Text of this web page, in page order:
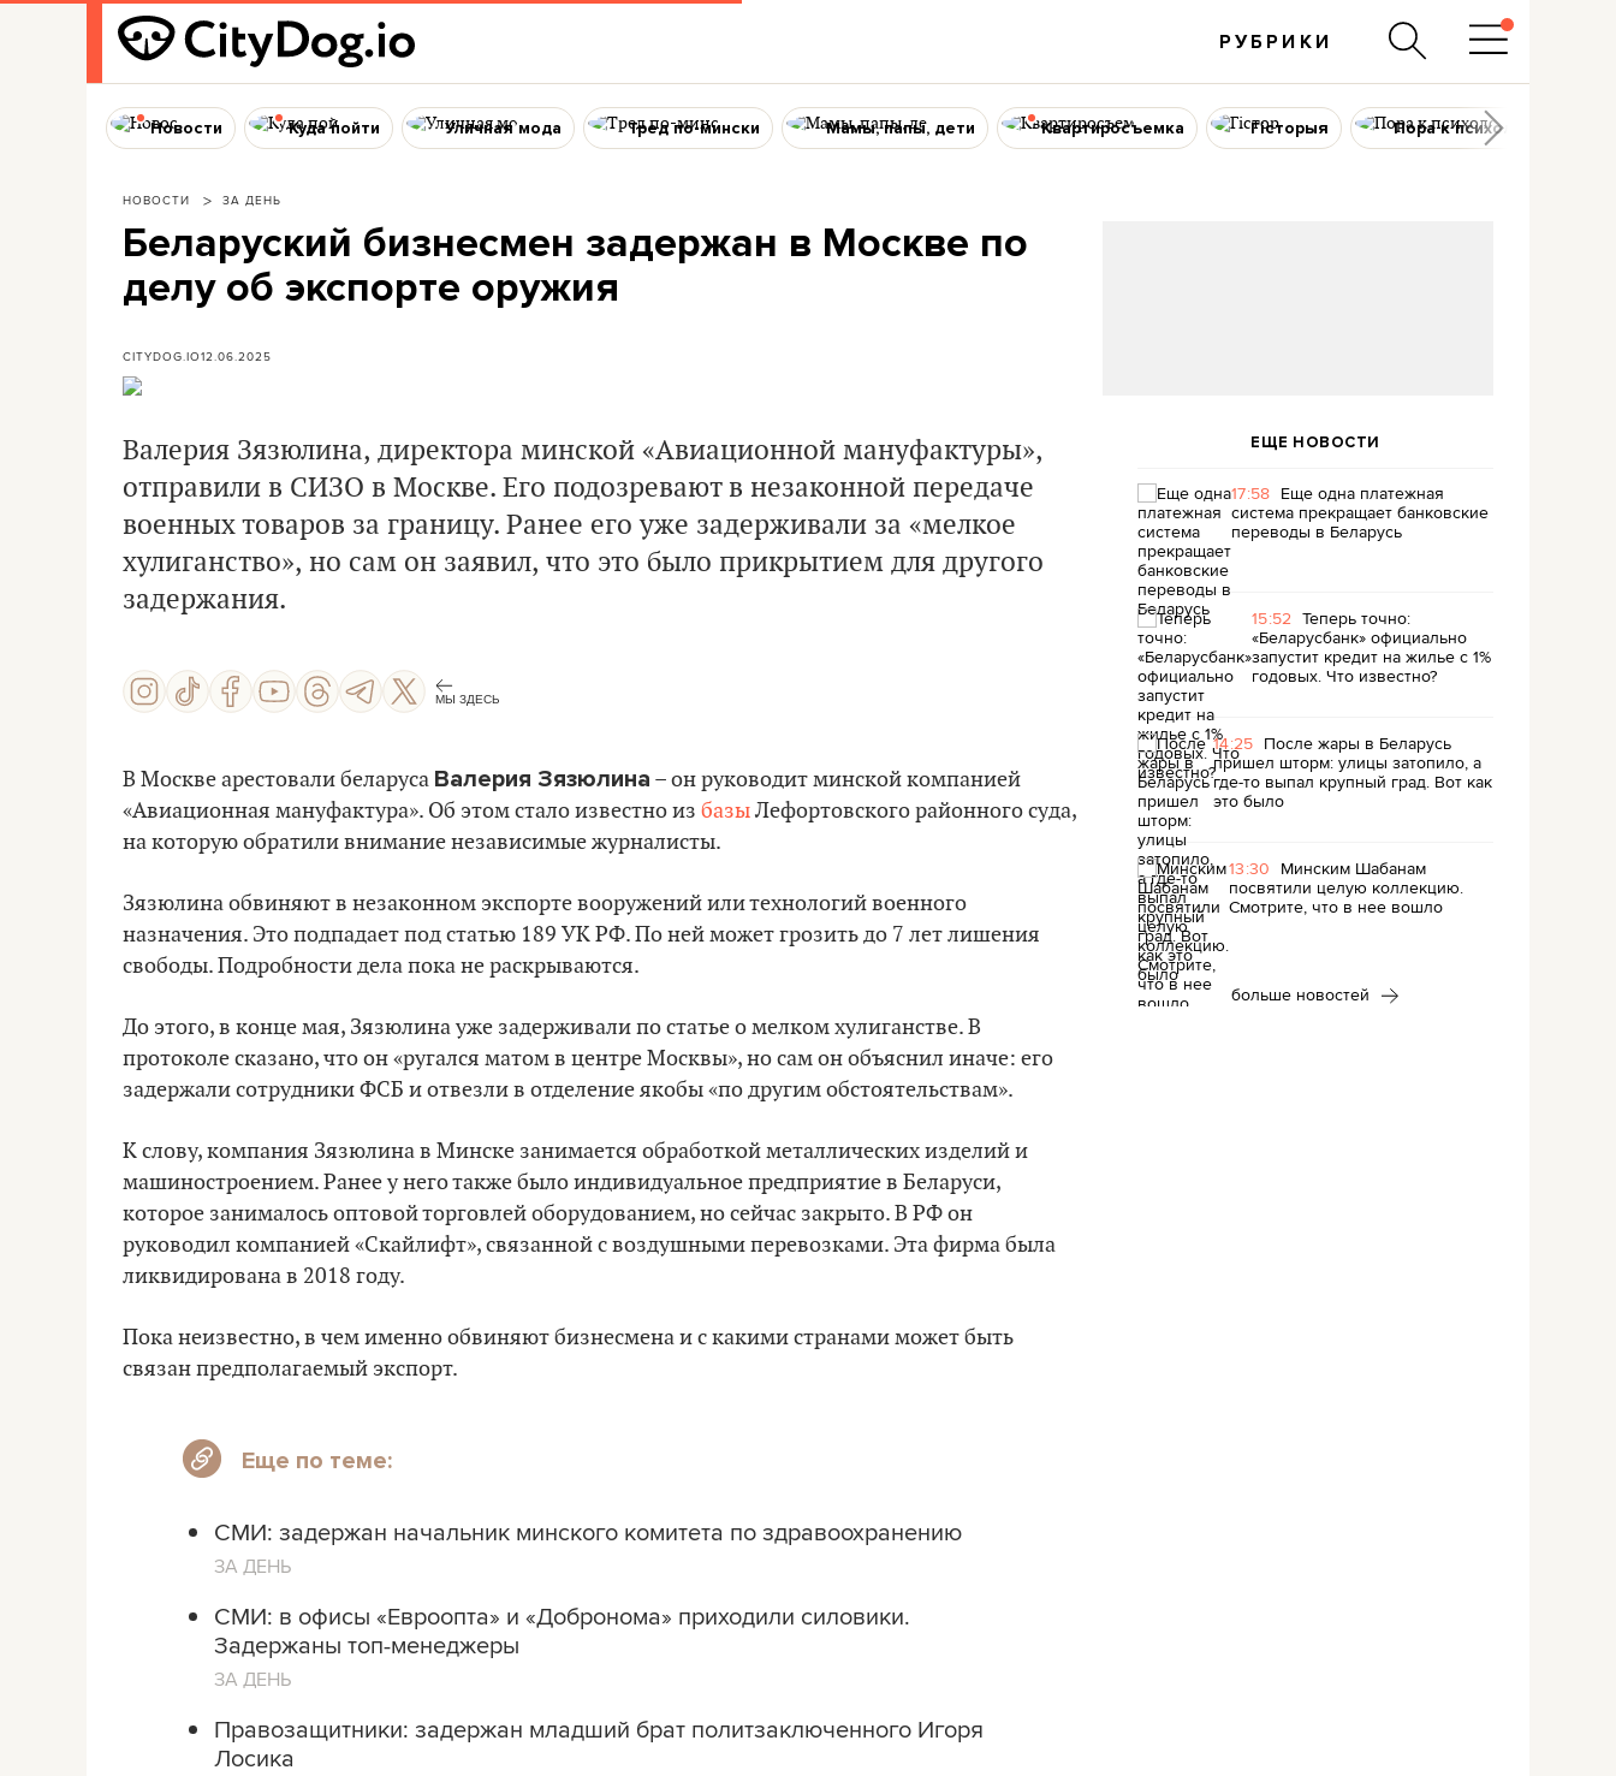
РУБРИКИ
Новости Куда пойти Уличная мода Тред по-мински Мамы, папы, дети Квартиросъемка Гісторыя Пора к психологу
НОВОСТИ ЗА ДЕНЬ
Беларуский бизнесмен задержан в Москве по
делу об экспорте оружия
CITYDOG.IO12.06.2025
Валерия Зязюлина, директора минской «Авиационной мануфактуры»,
отправили в СИЗО в Москве. Его подозревают в незаконной передаче
военных товаров за границу. Ранее его уже задерживали за «мелкое
хулиганство», но сам он заявил, что это было прикрытием для другого
задержания.
МЫ ЗДЕСЬ
В Москве арестовали беларуса Валерия Зязюлина – он руководит минской компанией
«Авиационная мануфактура». Об этом стало известно из базыЛефортовского районного суда,
на которую обратили внимание независимые журналисты.
Зязюлина обвиняют в незаконном экспорте вооружений или технологий военного
назначения. Это подпадает под статью 189 УК РФ. По ней может грозить до 7 лет лишения
свободы. Подробности дела пока не раскрываются.
До этого, в конце мая, Зязюлина уже задерживали по статье о мелком хулиганстве. В
протоколе сказано, что он «ругался матом в центре Москвы», но сам он объяснил иначе: его
задержали сотрудники ФСБ и отвезли в отделение якобы «по другим обстоятельствам».
К слову, компания Зязюлина в Минске занимается обработкой металлических изделий и
машиностроением. Ранее у него также было индивидуальное предприятие в Беларуси,
которое занималось оптовой торговлей оборудованием, но сейчас закрыто. В РФ он
руководил компанией «Скайлифт», связанной с воздушными перевозками. Эта фирма была
ликвидирована в 2018 году.
Пока неизвестно, в чем именно обвиняют бизнесмена и с какими странами может быть
связан предполагаемый экспорт.
Еще по теме:
СМИ: задержан начальник минского комитета по здравоохранению
ЗА ДЕНЬ
СМИ: в офисы «Евроопта» и «Добронома» приходили силовики.
Задержаны топ-менеджеры
ЗА ДЕНЬ
Правозащитники: задержан младший брат политзаключенного Игоря
Лосика
ЕЩЕ НОВОСТИ
17:58 Еще одна платежная
система прекращает банковские
переводы в Беларусь
15:52 Теперь точно:
«Беларусбанк» официально
запустит кредит на жилье с 1%
годовых. Что известно?
14:25 После жары в Беларусь
пришел шторм: улицы затопило, а
где-то выпал крупный град. Вот как
это было
13:30 Минским Шабанам
посвятили целую коллекцию.
Смотрите, что в нее вошло
больше новостей